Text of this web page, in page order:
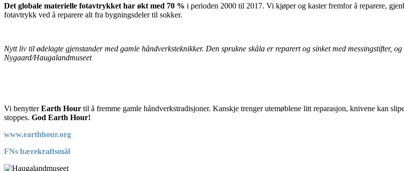
Det globale materielle fotavtrykket har økt med 70 % i perioden 2000 til 2017. Vi kjøper og kaster fremfor å reparere,
fotavtrykk ved å reparere alt fra bygningsdeler til sokker.
Nytt liv til ødelagte gjenstander med gamle håndverksteknikker. Den sprukne skåla er reparert og sinket med messingstifter,
Nygaard/Haugalandmuseet
Vi benytterEarth Hour til å fremme gamle håndverkstradisjoner. Kanskje trenger utemøblene litt reparasjon, knivene kan
stoppes. God Earth Hour!
www.earthhour.org
FNs bærekraftsmål